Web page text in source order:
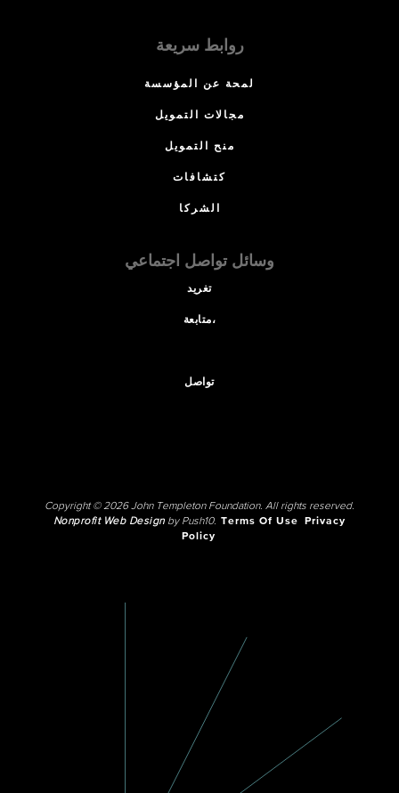
روابط سريعة
لمحة عن المؤسسة
مجالات التمويل
منح التمويل
كتشافات
الشركا
وسائل تواصل اجتماعي
تغريد
متابعة،
تواصل
Copyright © 2026 John Templeton Foundation. All rights reserved.
Nonprofit Web Designby Push10. Terms Of Use
Privacy
Policy